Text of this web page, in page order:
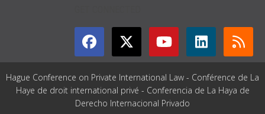
Hague Conference on Private International Law - Conférence de La
Haye de droit international privé - Conferencia de La Haya de
Derecho Internacional Privado